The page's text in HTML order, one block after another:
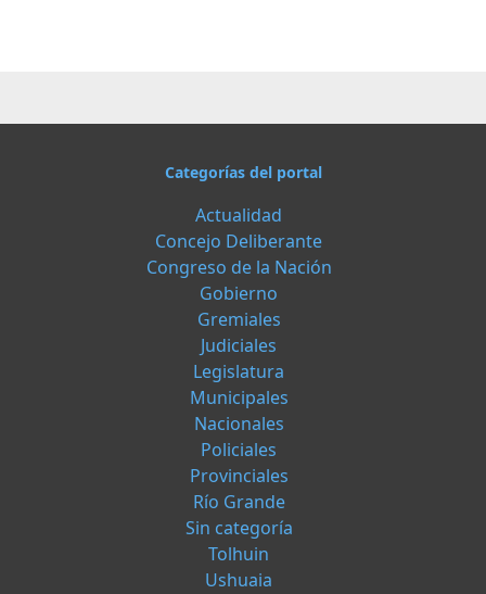
Categorías del portal
Actualidad
Concejo Deliberante
Congreso de la Nación
Gobierno
Gremiales
Judiciales
Legislatura
Municipales
Nacionales
Policiales
Provinciales
Río Grande
Sin categoría
Tolhuin
Ushuaia